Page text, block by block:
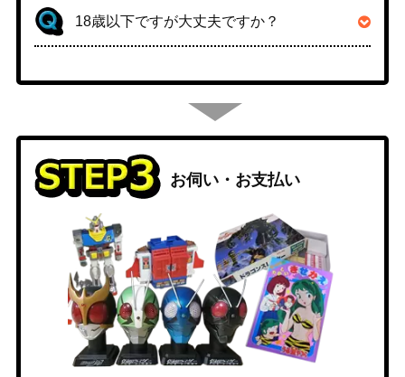
18歳以下ですが大丈夫ですか？
お伺い・お支払い